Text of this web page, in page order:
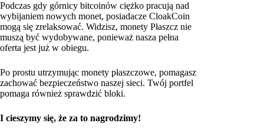
Podczas gdy górnicy bitcoinów ciężko pracują nad
wybijaniem nowych monet, posiadacze CloakCoin
mogą się zrelaksować. Widzisz, monety Płaszcz nie
muszą być wydobywane, ponieważ nasza pełna
oferta jest już w obiegu.
Po prostu utrzymując monety płaszczowe, pomagasz
zachować bezpieczeństwo naszej sieci. Twój portfel
pomaga również sprawdzić bloki.
I cieszymy się, że za to nagrodzimy!